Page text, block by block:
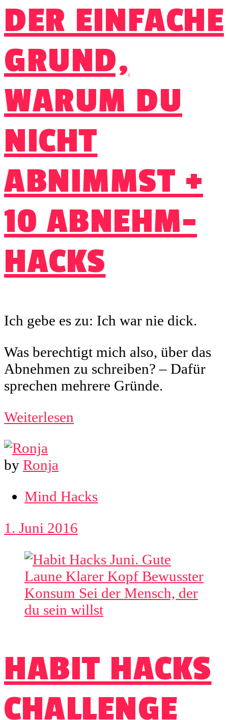
DER EINFACHE
GRUND,
WARUM DU
NICHT
ABNIMMST +
10 ABNEHM-
HACKS
Ich gebe es zu: Ich war nie dick.
Was berechtigt mich also, über das
Abnehmen zu schreiben? – Dafür
sprechen mehrere Gründe.
Weiterlesen
by Ronja
Mind Hacks
1. Juni 2016
HABIT HACKS
CHALLENGE